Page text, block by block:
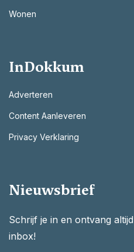
Wonen
InDokkum
Adverteren
Content Aanleveren
Privacy Verklaring
Nieuwsbrief
Schrijf je in en ontvang
inbox!